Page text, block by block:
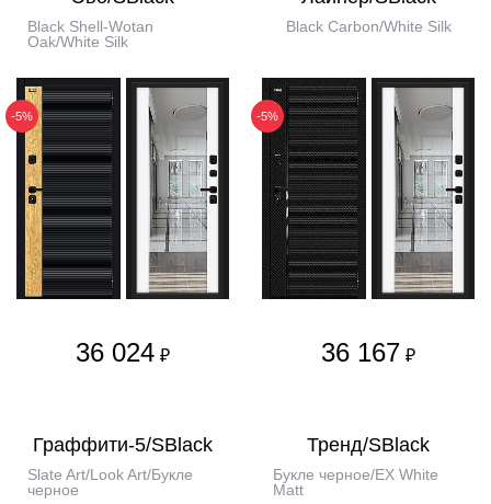
Black Shell-Wotan
Oak/White Silk
-5%
36 024 ₽
Black Carbon/White Silk
-5%
36 167 ₽
Граффити-5/SBlack
Slate Art/Look Art/Букле
черное
Тренд/SBlack
Букле черное/EX White
Matt